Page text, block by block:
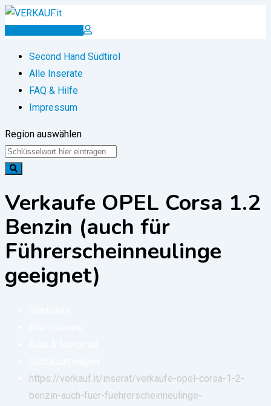
Zum
Inserat erstellen
Second Hand Südtirol
Alle Inserate
FAQ & Hilfe
Impressum
Region auswählen
Verkaufe OPEL Corsa 1.2
Benzin (auch für
Führerscheinneulinge
geeignet)
https://verkauf.it/inserat/verkaufe-opel-corsa-1-2-
benzin-auch-fuer-fuehrerscheinneulinge-